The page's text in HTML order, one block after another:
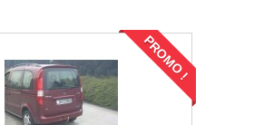
PROMO !